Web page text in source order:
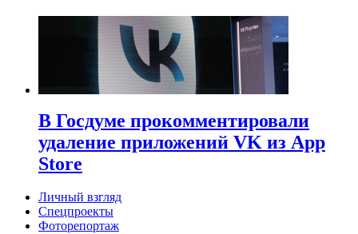
В Госдуме прокомментировали
удаление приложений VK из App
Store
Личный взгляд
Спецпроекты
Фоторепортаж